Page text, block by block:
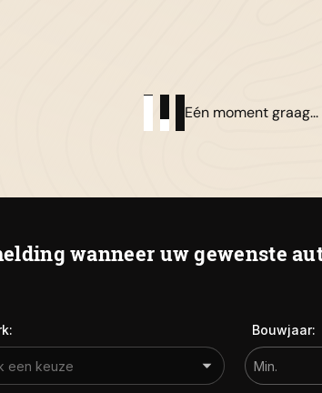
Eén moment graag...
wanneer uw gewenste
Bouwjaar: